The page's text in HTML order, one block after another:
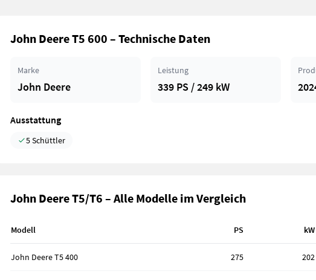
John Deere T5 600 – Technische Daten
Marke
John Deere
Leistung
339 PS / 249 kW
Ausstattung
5 Schüttler
John Deere T5/T6 – Alle Modelle im Vergleich
Modell PS kW
John Deere T5 400 275 202